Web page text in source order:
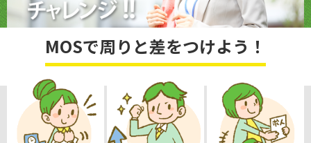
MOSで周りと差をつけよう！